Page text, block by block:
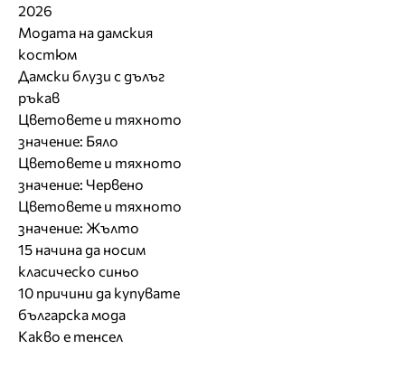
2026
Модата на дамския
костюм
Дамски блузи с дълъг
ръкав
Цветовете и тяхното
значение: Бяло
Цветовете и тяхното
значение: Червено
Цветовете и тяхното
значение: Жълто
15 начина да носим
класическо синьо
10 причини да купувате
българска мода
Какво е тенсел